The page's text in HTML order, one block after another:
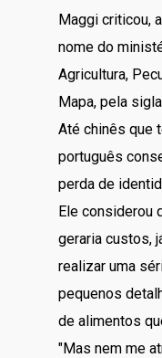
Maggi criticou,
nome do
Agricultura,
Mapa, pela
Até chinês que
português
perda de
Ele considerou
geraria custos,
realizar uma
pequenos
de alimentos
"Mas nem me